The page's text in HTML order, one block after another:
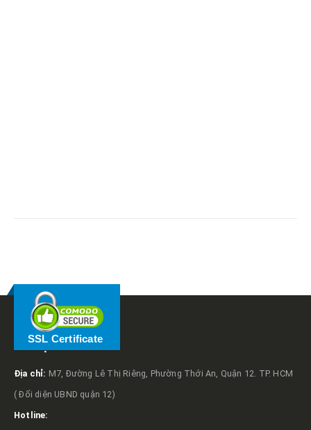
SSL Certificate
VỀ TRỌNG TẤN
Địa chỉ: M7, Đường Lê Thị Riêng, Phường Thới An, Quận 12. TP. HCM
( Đối diện UBND quận 12)
Hotline: